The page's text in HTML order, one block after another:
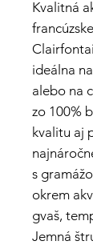
Kvalitná
ideálna
alebo na
zo 100%
kvalitu aj
s
okrem
gvaš,
Jemná